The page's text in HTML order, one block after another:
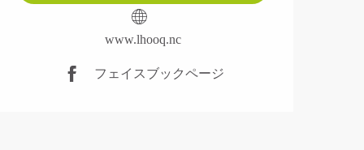
www.lhooq.nc
フェイスブックページ